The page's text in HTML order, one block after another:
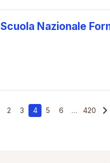
Nazionale
2 3 4 5 6 … 420